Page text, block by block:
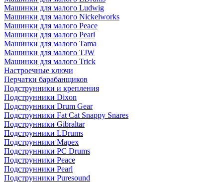
Машинки для малого Ludwig
Машинки для малого Nickelworks
Машинки для малого Peace
Машинки для малого Pearl
Машинки для малого Tama
Машинки для малого TJW
Машинки для малого Trick
Настроечные ключи
Перчатки барабанщиков
Подструнники и крепления
Подструнники Dixon
Подструнники Drum Gear
Подструнники Fat Cat Snappy Snares
Подструнники Gibraltar
Подструнники LDrums
Подструнники Mapex
Подструнники PC Drums
Подструнники Peace
Подструнники Pearl
Подструнники Puresound